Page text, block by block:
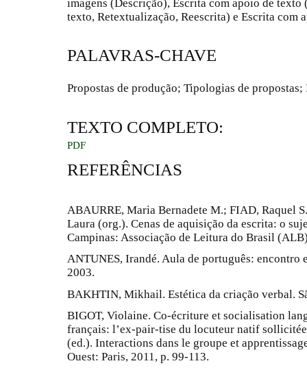
imagens (Descrição), Escrita com apoio de
texto, Retextualização, Reescrita) e Escrita com
PALAVRAS-CHAVE
Propostas de produção; Tipologias de
TEXTO COMPLETO:
PDF
REFERÊNCIAS
ABAURRE, Maria Bernadete M.; FIAD, Raquel
Laura (org.). Cenas de aquisição da escrita: o
Campinas: Associação de Leitura do Brasil
ANTUNES, Irandé. Aula de português: encontro
2003.
BAKHTIN, Mikhail. Estética da criação verbal.
BIGOT, Violaine. Co-écriture et socialisation
français: l’ex-pair-tise du locuteur natif
(ed.). Interactions dans le groupe et
Ouest: Paris, 2011, p. 99-113.